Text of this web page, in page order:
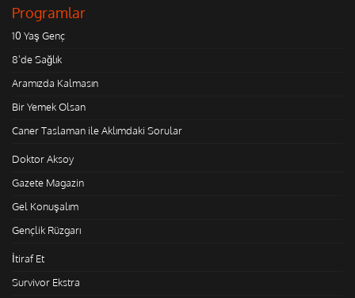
Programlar
10 Yaş Genç
8'de Sağlık
Aramızda Kalmasın
Bir Yemek Olsan
Caner Taslaman ile Aklımdaki Sorular
Doktor Aksoy
Gazete Magazin
Gel Konuşalım
Gençlik Rüzgarı
İtiraf Et
Survivor Ekstra